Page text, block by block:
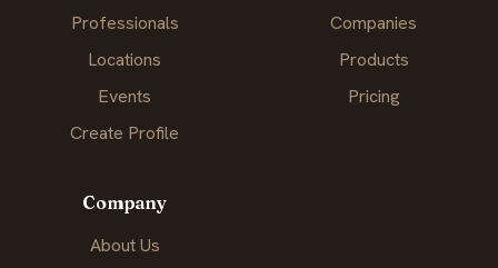
Professionals
Locations
Events
Create Profile
Companies
Products
Pricing
Company
About Us